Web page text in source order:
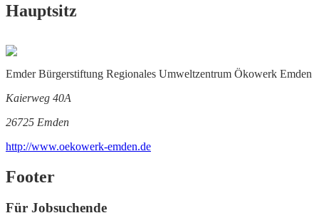
Hauptsitz
Emder Bürgerstiftung Regionales Umweltzentrum Ökowerk Emden
Kaierweg 40A
26725 Emden
http://www.oekowerk-emden.de
Footer
Für Jobsuchende